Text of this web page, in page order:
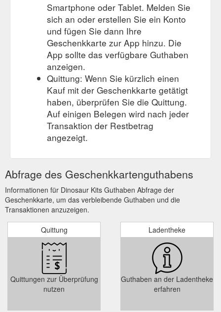
Smartphone oder Tablet. Melden Sie
sich an oder erstellen Sie ein Konto
und fügen Sie dann Ihre
Geschenkkarte zur App hinzu. Die
App sollte das verfügbare Guthaben
anzeigen.
Quittung: Wenn Sie kürzlich einen
Kauf mit der Geschenkkarte getätigt
haben, überprüfen Sie die Quittung.
Auf einigen Belegen wird nach jeder
Transaktion der Restbetrag
angezeigt.
Abfrage des Geschenkkartenguthabens
Informationen für Dinosaur Kits Guthaben Abfrage der
Geschenkkarte, um das verbleibende Guthaben und die
Transaktionen anzuzeigen.
Quittung
Quittungen zur Überprüfung
nutzen
Ladentheke
Guthaben an der Ladentheke
erfahren